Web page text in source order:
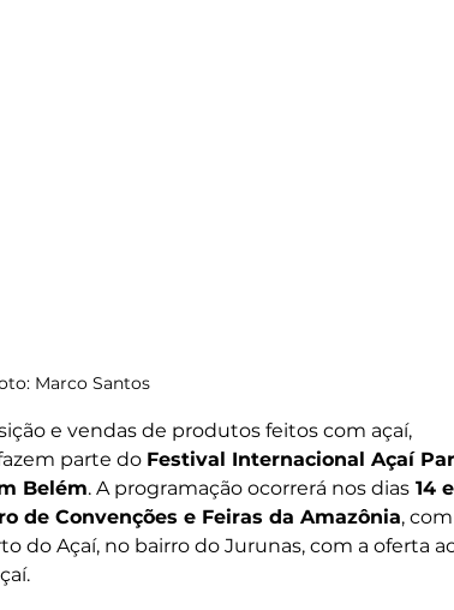
Marco Santos
e vendas de produtos feitos com açaí,
parte do Festival Internacional Açaí
Belém. A programação ocorrerá nos dias 14
de Convenções e Feiras da Amazônia, com
do Açaí, no bairro do Jurunas, com a oferta